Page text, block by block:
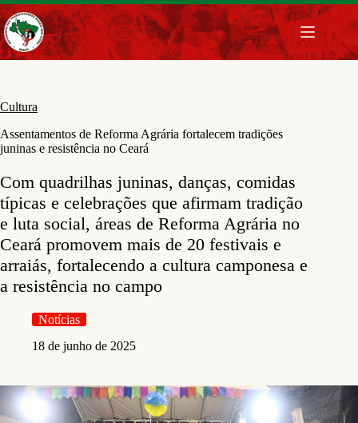
Pular
para
o
conteúdo
Cultura
Assentamentos de Reforma Agrária fortalecem tradições
juninas e resistência no Ceará
Com quadrilhas juninas, danças, comidas
típicas e celebrações que afirmam tradição
e luta social, áreas de Reforma Agrária no
Ceará promovem mais de 20 festivais e
arraiás, fortalecendo a cultura camponesa e
a resistência no campo
Notícias
18 de junho de 2025